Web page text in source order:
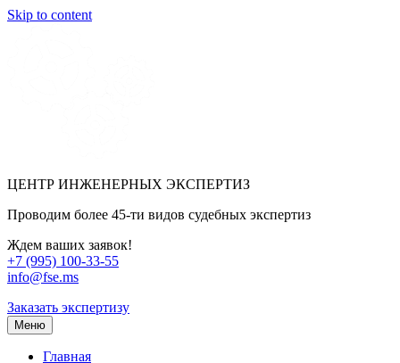
Skip to content
ЦЕНТР ИНЖЕНЕРНЫХ ЭКСПЕРТИЗ
Проводим более 45-ти видов судебных экспертиз
Ждем ваших заявок!
+7 (995) 100-33-55
info@fse.ms
Заказать экспертизу
Меню
Главная